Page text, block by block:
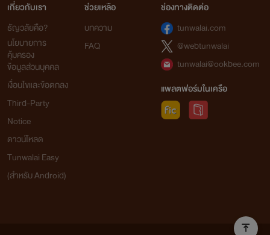
เกี่ยวกับเรา
ธัญวลัยคือ?
นโยบายการ
คุ้มครอง
ข้อมูลส่วนบุคคล
เงื่อนไขและข้อตกลง
Third-Party
Notice
ดาวน์โหลด
Tunwalai Easy
(สำหรับ Android)
ช่วยเหลือ
บทความ
FAQ
ช่องทางติดต่อ
tunwalai.com
@webtunwalai
tunwalai@ookbee.com
แพลตฟอร์มในเครือ